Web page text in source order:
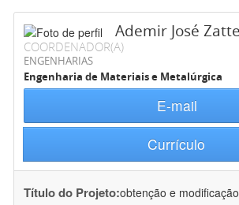
Ademir José
COORDENADOR(A)
ENGENHARIAS
Engenharia de Materiais e Metalúrgica
E-mail
Currículo
Título do Projeto:obtenção e